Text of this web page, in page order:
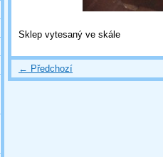
Sklep vytesaný ve skále
← Předchozí